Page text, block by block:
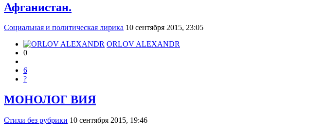
Афганистан.
Социальная и политическая лирика 10 сентября 2015, 23:05
ORLOV ALEXANDR
0
6
?
МОНОЛОГ ВИЯ
Стихи без рубрики 10 сентября 2015, 19:46